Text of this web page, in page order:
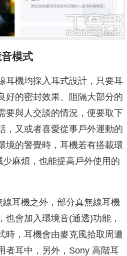
模式
耳機均採入耳式設計，只要耳
好的密封效果、阻隔大部分的
要與人交談的情況，便要取下
，又或者喜愛從事戶外運動的
境的警覺時，耳機若有搭載環
麻煩，也能提高戶外使用的
耳機之外，部分真無線耳機
也會加入環境音(通透)功能，
時，耳機會由麥克風拾取周遭
者耳中，另外，Sony 高階耳